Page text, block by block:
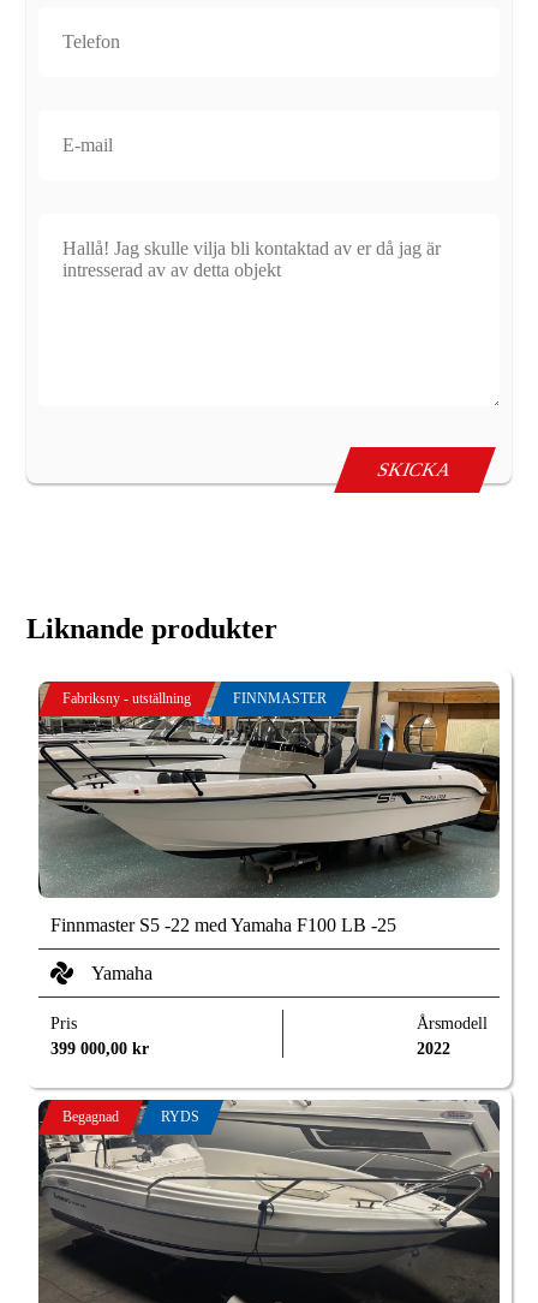
Liknande produkter
Fabriksny - utställning FINNMASTER
Finnmaster S5 -22 med Yamaha F100 LB -25
Yamaha
Pris
399 000,00kr
Årsmodell
2022
Begagnad RYDS